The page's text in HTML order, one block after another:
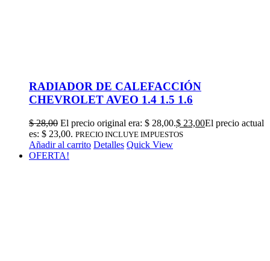
RADIADOR DE CALEFACCIÓN
CHEVROLET AVEO 1.4 1.5 1.6
$28,00 El precio original era: $ 28,00.$ 23,00El precio actual
es: $ 23,00. PRECIO INCLUYE IMPUESTOS
Añadir al carrito Detalles Quick View
OFERTA!